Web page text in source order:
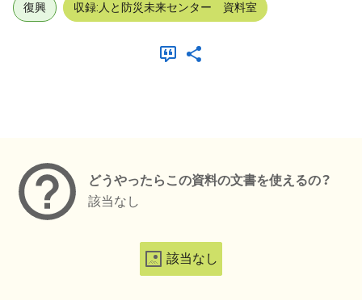
復興 収録:人と防災未来センター 資料室
どうやったらこの資料の文書を使えるの？
該当なし
該当なし